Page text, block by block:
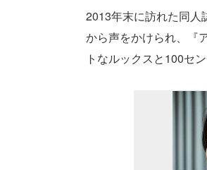
2013年末に訪れた同人
から声をかけられ、『
トなルックスと100セ